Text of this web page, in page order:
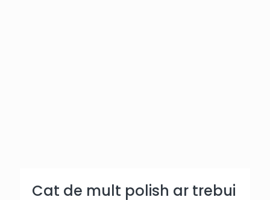
Cat de mult polish ar trebui